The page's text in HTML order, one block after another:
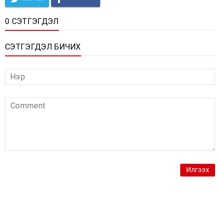
0 СЭТГЭГДЭЛ
СЭТГЭГДЭЛ БИЧИХ
Илгээх